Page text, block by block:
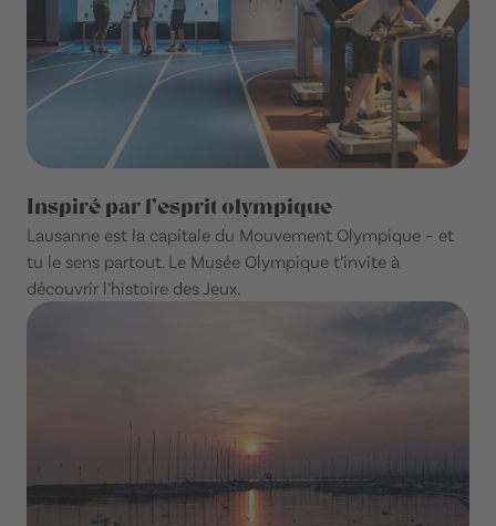
Inspiré par l’esprit olympique
Lausanne est la capitale du Mouvement Olympique – et
tu le sens partout. Le Musée Olympique t’invite à
découvrir l’histoire des Jeux.